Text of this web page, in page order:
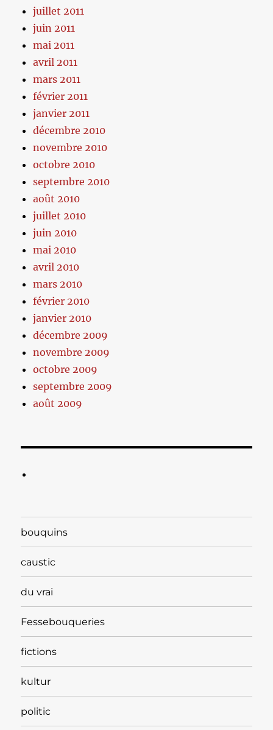
juillet 2011
juin 2011
mai 2011
avril 2011
mars 2011
février 2011
janvier 2011
décembre 2010
novembre 2010
octobre 2010
septembre 2010
août 2010
juillet 2010
juin 2010
mai 2010
avril 2010
mars 2010
février 2010
janvier 2010
décembre 2009
novembre 2009
octobre 2009
septembre 2009
août 2009
bouquins
caustic
du vrai
Fessebouqueries
fictions
kultur
politic